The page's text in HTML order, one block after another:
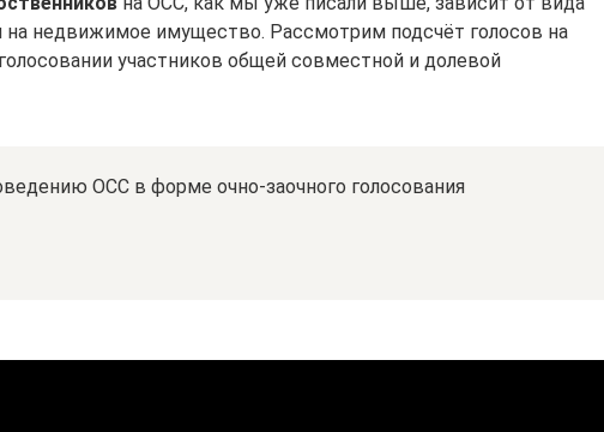
на недвижимое имущество. Рассмотрим подсчёт голосов на
участников общей совместной и долевой
ОСС в форме очно-заочного голосования